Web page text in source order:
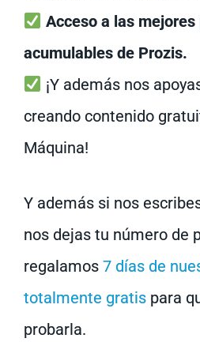
Acceso a las
acumulables de Prozis.
¡Y además nos
creando contenido
Máquina!
Y además si nos
nos dejas tu número de
regalamos 7 días de
totalmente gratis para
probarla.